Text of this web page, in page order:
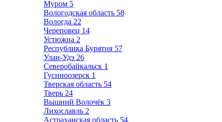
Муром 5
Вологодская область 58
Вологда 22
Череповец 14
Устюжна 2
Республика Бурятия 57
Улан-Удэ 26
Северобайкальск 1
Гусиноозерск 1
Тверская область 54
Тверь 24
Вышний Волочёк 3
Лихославль 2
Астраханская область 54